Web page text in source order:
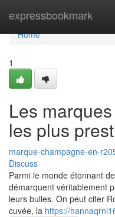
expressbookmark
Home
Home
1
Les
les plus
marque-champagne-en-
Discuss
Parmi le monde étonnant
démarquent véritablement
leurs bulles. On peut citer
cuvée, la https://